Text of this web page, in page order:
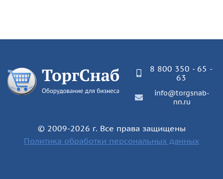
8 800 350 - 65 -
63
info@torgsnab-
nn.ru
© 2009-2026 г. Все права защищены
Политика обработки персональных данных